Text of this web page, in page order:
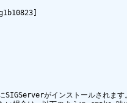
SIGServerがインストールされます